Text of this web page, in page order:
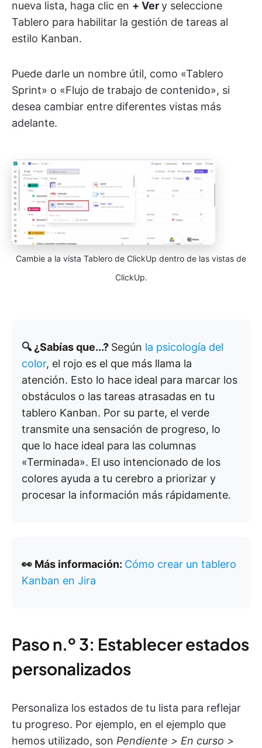
nueva lista, haga clic en + Very seleccione
Tablero para habilitar la gestión de tareas al
estilo Kanban.
Puede darle un nombre útil, como «Tablero
Sprint» o «Flujo de trabajo de contenido», si
desea cambiar entre diferentes vistas más
adelante.
Cambie a la vista Tablero de ClickUp dentro de las vistas de
ClickUp.
🔍 ¿Sabías que...? Según la psicología del
color, el rojo es el que más llama la
atención. Esto lo hace ideal para marcar los
obstáculos o las tareas atrasadas en tu
tablero Kanban. Por su parte, el verde
transmite una sensación de progreso, lo
que lo hace ideal para las columnas
«Terminada». El uso intencionado de los
colores ayuda a tu cerebro a priorizar y
procesar la información más rápidamente.
👀 Más información: Cómo crear un tablero
Kanban en Jira
Paso n.º 3: Establecer estados
personalizados
Personaliza los estados de tu lista para reflejar
tu progreso. Por ejemplo, en el ejemplo que
hemos utilizado, son Pendiente > En curso >